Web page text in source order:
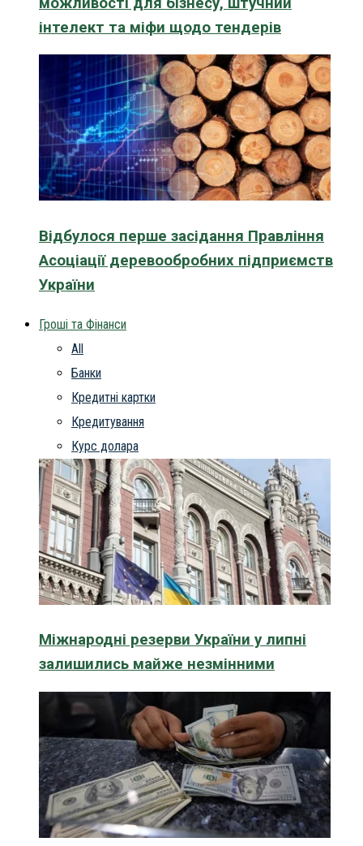
інтелект та міфи щодо тендерів
Відбулося перше засідання Правління
Асоціації деревообробних підприємств
України
Гроші та Фінанси
All
Банки
Кредитні картки
Кредитування
Курс долара
Міжнародні резерви України у липні
залишились майже незмінними